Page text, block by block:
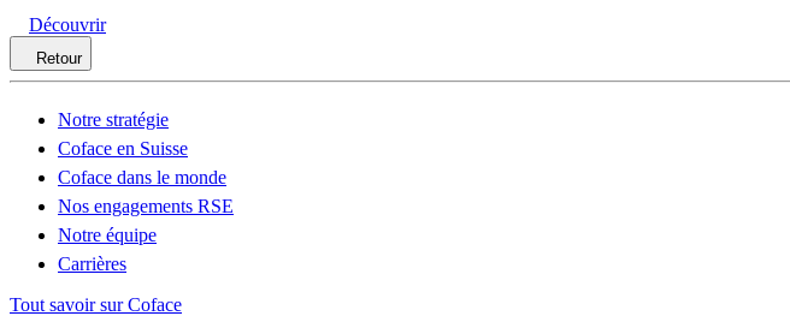
Découvrir
Retour
Notre stratégie
Coface en Suisse
Coface dans le monde
Nos engagements RSE
Notre équipe
Carrières
Tout savoir sur Coface